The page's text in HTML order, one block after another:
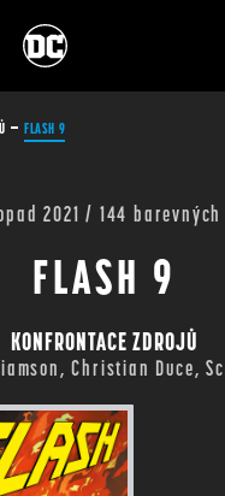
FLASH 9
2021 / 144
FLASH 9
KONFRONTACE ZDROJŮ
Christian Duce,